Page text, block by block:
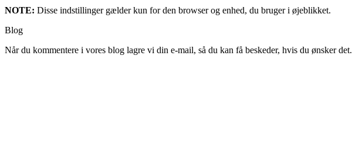
NOTE: Disse indstillinger gælder kun for den browser og enhed, du bruger i øjeblikket.
Blog
Når du kommentere i vores blog lagre vi din e-mail, så du kan få beskeder, hvis du ønsker det.